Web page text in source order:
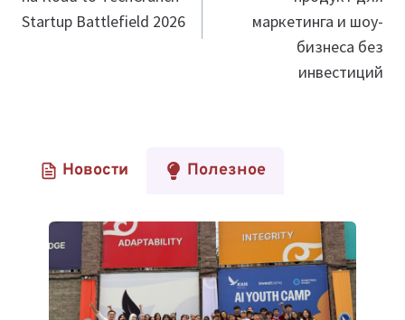
Startup Battlefield 2026
маркетинга и шоу-
бизнеса без
инвестиций
Новости Полезное